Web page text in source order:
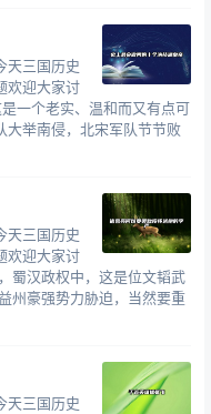
天三国历史
欢迎大家讨
一个老实、温和而又有点可
大举南侵，北宋军队节节败
天三国历史
欢迎大家讨
蜀汉政权中，这是位文韬武
州豪强势力胁迫，当然要重
天三国历史